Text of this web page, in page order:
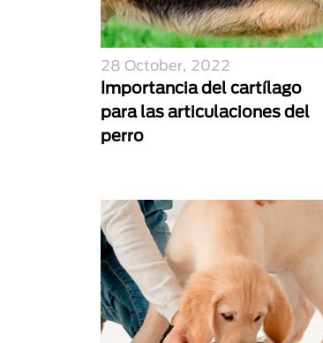
28 October, 2022
Importancia del cartílago
para las articulaciones del
perro